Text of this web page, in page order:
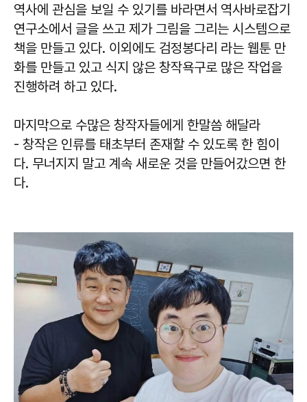
역사에 관심을 보일 수 있기를 바라면서 역사바로잡기
연구소에서 글을 쓰고 제가 그림을 그리는 시스템으로
책을 만들고 있다. 이외에도 검정봉다리 라는 웹툰 만
화를 만들고 있고 식지 않은 창작욕구로 많은 작업을
진행하려 하고 있다.
마지막으로 수많은 창작자들에게 한말씀 해달라
- 창작은 인류를 태초부터 존재할 수 있도록 한 힘이
다. 무너지지 말고 계속 새로운 것을 만들어갔으면 한
다.